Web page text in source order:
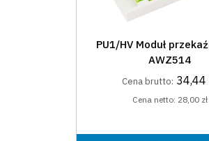
PU1/HV Moduł
AWZ514
Cena brutto: 34,44
Cena netto: 28,00 zł